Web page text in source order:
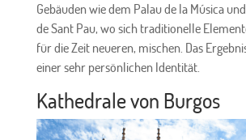
Gebäuden wie dem Palau de la Música
de Sant Pau, wo sich traditionelle
für die Zeit neueren, mischen. Das
einer sehr persönlichen Identität.
Kathedrale von Burgos